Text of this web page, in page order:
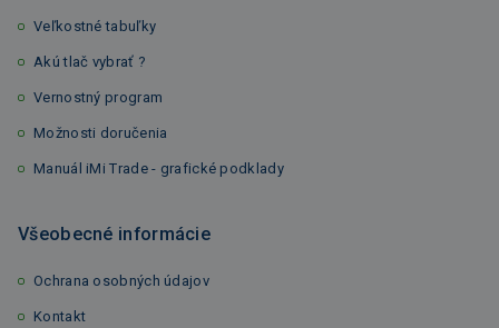
Veľkostné tabuľky
Akú tlač vybrať ?
Vernostný program
Možnosti doručenia
Manuál iMi Trade - grafické podklady
Všeobecné informácie
Ochrana osobných údajov
Kontakt